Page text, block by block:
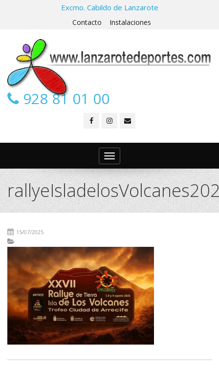
Excmo. Cabildo de Lanzarote
Contacto Instalaciones
928 81 01 00
Toggle
navigation
15/07/2025